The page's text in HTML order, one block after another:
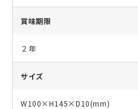
賞味期限
２年
サイズ
W100×H145×D10(mm)